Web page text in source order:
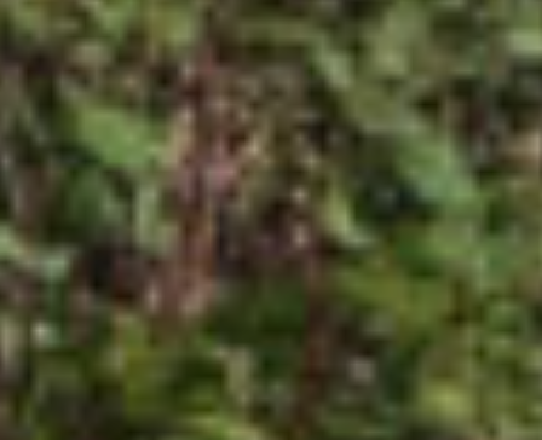
Detail
PKO Družba, Prešov
Fasády
SCHLEBACH
Detail
Corner House, Košice